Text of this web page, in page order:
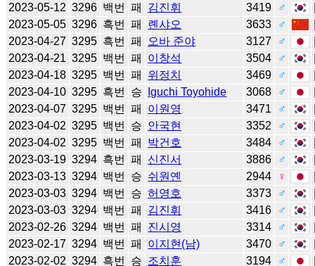
2023-05-12 3296 백번 패 김진휘 3419 ♂
2023-05-05 3296 흑번 패 롄샤오 3633 ♂
2023-04-27 3295 흑번 패 오바 준야 3127 ♂
2023-04-21 3295 백번 패 이창석 3504 ♂
2023-04-18 3295 백번 패 위정치 3469 ♂
2023-04-10 3295 흑번 승 Iguchi Toyohide 3068 ♂
2023-04-07 3295 백번 패 이원영 3471 ♂
2023-04-02 3295 백번 승 안국현 3352 ♂
2023-04-02 3295 백번 패 박건호 3484 ♂
2023-03-19 3294 흑번 패 신진서 3886 ♂
2023-03-13 3294 백번 승 쉬원옌 2944 ♀
2023-03-03 3294 백번 승 허영호 3373 ♂
2023-03-03 3294 백번 패 김진휘 3416 ♂
2023-02-26 3294 백번 패 진시영 3314 ♂
2023-02-17 3294 백번 패 이지현(남) 3470 ♂
2023-02-02 3294 흑번 승 조치훈 3194 ♂